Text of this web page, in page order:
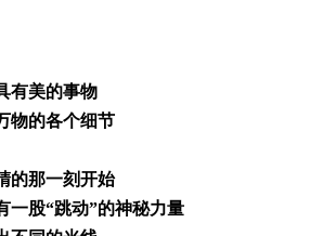
有美的事物
物的各个细节
的那⼀刻开始
⼀股“跳动”的神秘⼒量